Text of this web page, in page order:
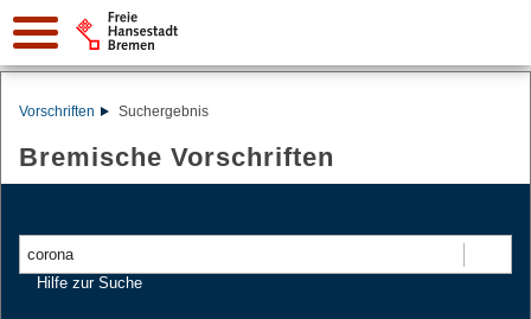
Vorschriften Suchergebnis
Bremische Vorschriften
Hilfe zur Suche